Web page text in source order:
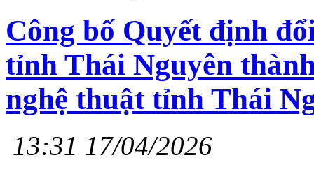
Công bố Quyết định
tỉnh Thái Nguyên
nghệ thuật tỉnh Thái
13:31 17/04/2026